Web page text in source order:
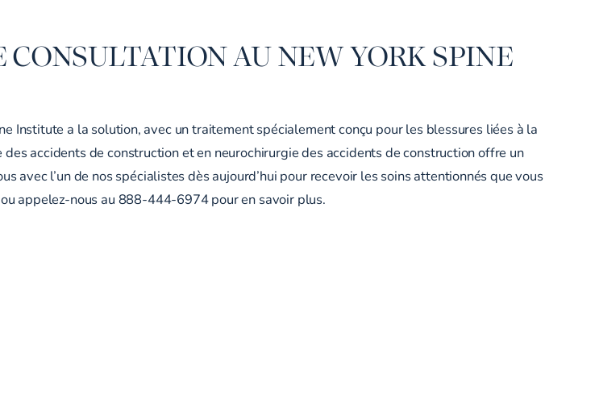
AU NEW YORK SPINE
Institute a la solution, avec un traitement spécialement conçu pour les blessures liées à la
accidents de construction et en neurochirurgie des accidents de construction offre un
avec l’un de nos spécialistes dès aujourd’hui pour recevoir les soins attentionnés que vous
ou appelez-nous au 888-444-6974 pour en savoir plus.